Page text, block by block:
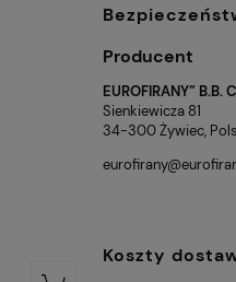
Producent
EUROFIRANY”
Sienkiewicza 81
34-300 Żywiec,
Koszty